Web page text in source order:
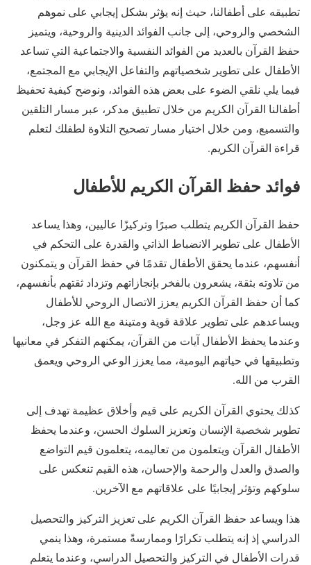
تطبيقه على أطفالنا، حيث إنه يؤثر بشكل إيجابي على نموهم
الشخصي والروحي، إلى جانب الفوائد الدينية والروحية، ويتميز
حفظ القرآن بالعديد من الفوائد النفسية والاجتماعية التي تساعد
الأطفال على تطوير شخصياتهم والتفاعل الإيجابي مع المجتمع،
فيما يلي نلقي الضوء على بعض هذه الفوائد، ونوضح كيفية تحفيظ
أطفالنا القرآن الكريم من خلال تطبيق مدكر، عبر مسار التلقين
والتسميع، ومن خلال اختيار مسار تصحيح التلاوة لطفلك لتعلم
قراءة القرآن الكريم.
فوائد حفظ القرآن الكريم للأطفال
حفظ القرآن الكريم يتطلب صبرًا وتركيزًا عاليين، وهذا يساعد
الأطفال على تطوير الانضباط الذاتي والقدرة على التحكم في
أنفسهم، عندما يحقق الأطفال تقدمًا في حفظ القرآن و يتمكنون
من تلاوته بثقة، يشعرون بالفخر بإنجازاتهم وتزداد ثقتهم بأنفسهم،
كما أن حفظ القرآن الكريم يعزز الاتصال الروحي للأطفال
ويساعدهم على تطوير علاقة قوية ومتينة مع الله عز وجل،
وعندما يحفظ الأطفال آيات من القرآن، يمكنهم التفكر في معانيها
وتطبيقها في حياتهم اليومية، مما يعزز الوعي الروحي ويعمق
القرب من الله.
كذلك يحتوي القرآن الكريم على قيم وأخلاق عظيمة تهدف إلى
تطوير شخصية الإنسان وتعزيز السلوك الحسن، وعندما يحفظ
الأطفال القرآن ويتعلمون من تعاليمه، يتعلمون قيم التواضع
والصدق والعدل والرحمة والإحسان، هذه القيم تنعكس على
سلوكهم وتؤثر إيجابيًا على علاقاتهم مع الآخرين.
هذا ويساعد حفظ القرآن الكريم على تعزيز التركيز والتحصيل
الدراسي إذ إنه يتطلب تكرارًا وممارسةً مستمرة، وهذا ينمي
قدرات الأطفال في التركيز والتحصيل الدراسي، وعندما يتعلم